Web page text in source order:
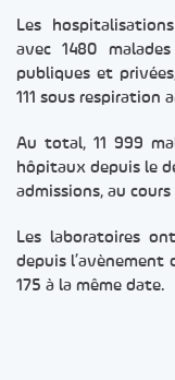
Les
avec 1480
publiques et
111 sous respiration
Au total, 11 999
hôpitaux depuis le
admissions, au
Les laboratoires
depuis l’avènement
175 à la même date.